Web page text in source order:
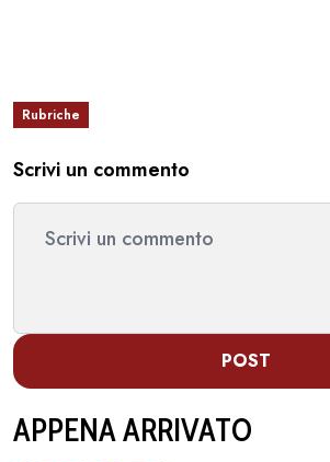
Rubriche
Scrivi un commento
POST
APPENA ARRIVATO